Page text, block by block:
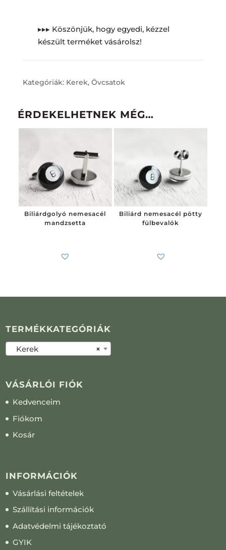
▸▸▸ Köszönjük, hogy egyedi, kézzel
készült terméket vásárolsz!
Kategóriák: Kerek, Övcsatok
ÉRDEKELHETNEK MÉG…
Biliárdgolyó nemesacél
mandzsetta
Biliárd nemesacél pötty
fülbevalók
TERMÉKKATEGÓRIÁK
×
Kerek
VÁSÁRLÓI FIÓK
Kedvenceim
Fiókom
Kosár
INFORMÁCIÓK
Vásárlási feltételek
Szállítási információk
Adatvédelmi tájékoztató
GYIK